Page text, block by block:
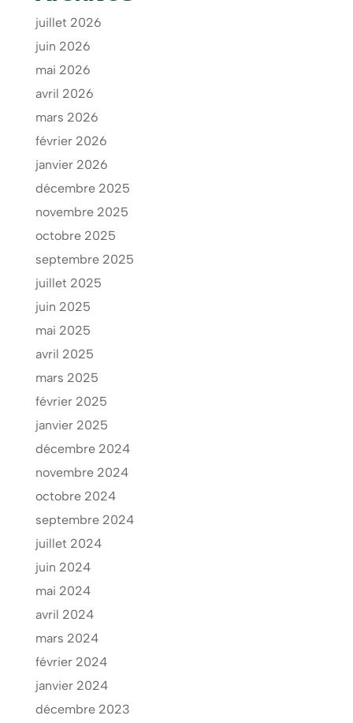
juillet 2026
juin 2026
mai 2026
avril 2026
mars 2026
février 2026
janvier 2026
décembre 2025
novembre 2025
octobre 2025
septembre 2025
juillet 2025
juin 2025
mai 2025
avril 2025
mars 2025
février 2025
janvier 2025
décembre 2024
novembre 2024
octobre 2024
septembre 2024
juillet 2024
juin 2024
mai 2024
avril 2024
mars 2024
février 2024
janvier 2024
décembre 2023